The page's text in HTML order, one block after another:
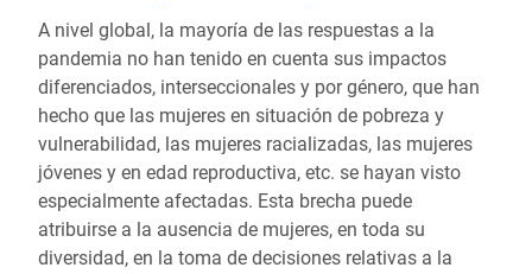
A nivel global, la mayoría de las respuestas a la
pandemia no han tenido en cuenta sus impactos
diferenciados, interseccionales y por género, que han
hecho que las mujeres en situación de pobreza y
vulnerabilidad, las mujeres racializadas, las mujeres
jóvenes y en edad reproductiva, etc. se hayan visto
especialmente afectadas. Esta brecha puede
atribuirse a la ausencia de mujeres, en toda su
diversidad, en la toma de decisiones relativas a la